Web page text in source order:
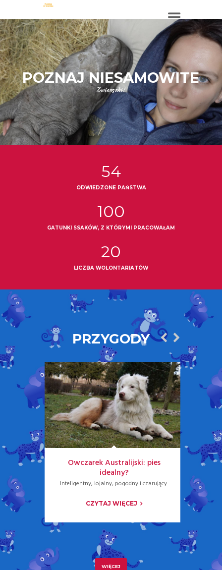
54
ODWIEDZONE PAŃSTWA
100
GATUNKI SSAKÓW, Z KTÓRYMI PRACOWAŁAM
20
LICZBA WOLONTARIATÓW
PRZYGODY
Owczarek Australijski: pies
idealny?
Inteligentny, lojalny, pogodny i czarujący.
CZYTAJ WIĘCEJ
WIĘCEJ